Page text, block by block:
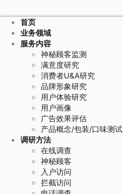
首页
业务领域
服务内容
神秘顾客监测
满意度研究
消费者U&A研究
品牌形象研究
用户体验研究
用户画像
广告效果评估
产品概念/包装/口味测试
调研方法
在线调查
神秘顾客
入户访问
拦截访问